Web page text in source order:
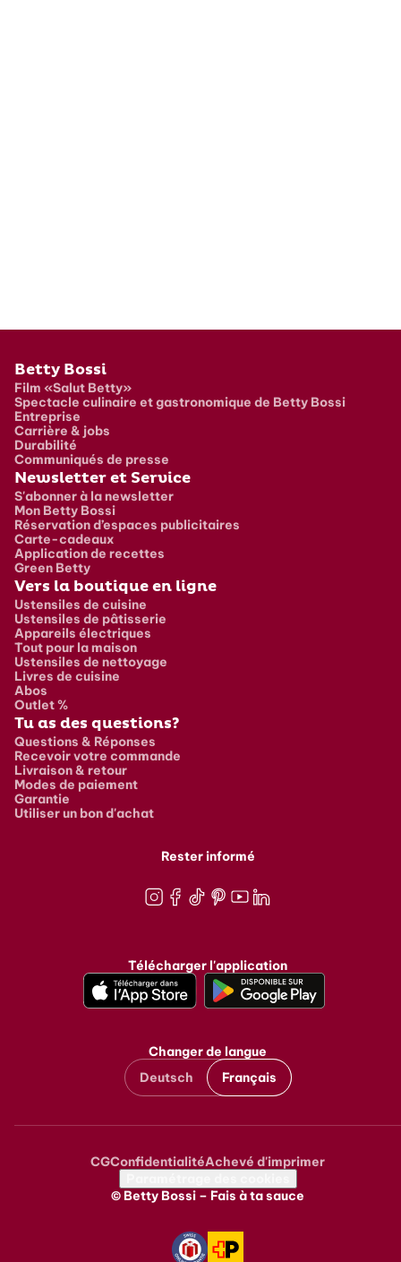
Pied de page
Betty Bossi
Film «Salut Betty»
Spectacle culinaire et gastronomique de Betty Bossi
Entreprise
Carrière & jobs
Durabilité
Communiqués de presse
Newsletter et Service
S'abonner à la newsletter
Mon Betty Bossi
Réservation d’espaces publicitaires
Carte-cadeaux
Application de recettes
Green Betty
Vers la boutique en ligne
Ustensiles de cuisine
Ustensiles de pâtisserie
Appareils électriques
Tout pour la maison
Ustensiles de nettoyage
Livres de cuisine
Abos
Outlet %
Tu as des questions?
Questions & Réponses
Recevoir votre commande
Livraison & retour
Modes de paiement
Garantie
Utiliser un bon d'achat
Rester informé
Télécharger l'application
Changer de langue
Deutsch
Français
Metanavigation
CGConfidentialitéAchevé d'imprimer
© Betty Bossi – Fais à ta sauce